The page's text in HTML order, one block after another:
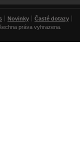
Novinky
Časté dotazy
práva vyhrazena.